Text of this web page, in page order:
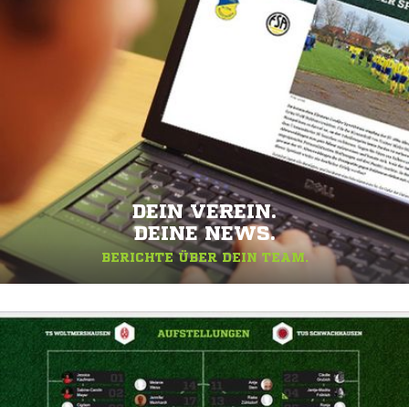
DEIN VEREIN.
DEINE NEWS.
BERICHTE ÜBER DEIN TEAM.